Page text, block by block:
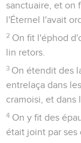
sanctuaire, et on
l'Éternel l'avait
2 On fit l'éphod
lin retors.
3 On étendit des
entrelaça dans
cramoisi, et dans
4 On y fit des
était joint par ses